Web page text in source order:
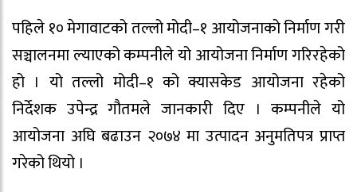
पहिले १० मेगावाटको तल्लो मोदी–१ आयोजनाको निर्माण गरी
सञ्चालनमा ल्याएको कम्पनीले यो आयोजना निर्माण गरिरहेको
हो । यो तल्लो मोदी–१ को क्यासकेड आयोजना रहेको
निर्देशक उपेन्द्र गौतमले जानकारी दिए । कम्पनीले यो
आयोजना अघि बढाउन २०७४ मा उत्पादन अनुमतिपत्र प्राप्त
गरेको थियो ।